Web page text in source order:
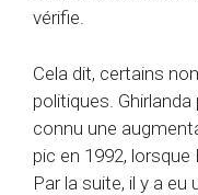
vérifie.
Cela dit, certains
politiques. Ghirlanda
connu une
pic en 1992, lorsque
Par la suite, il y a eu